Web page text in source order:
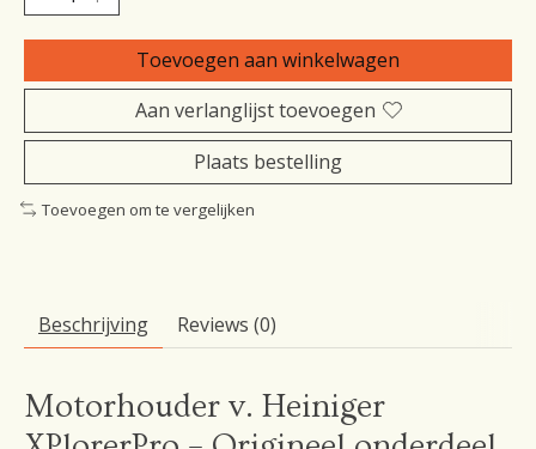
Toevoegen aan winkelwagen
Aan verlanglijst toevoegen
Plaats bestelling
Toevoegen om te vergelijken
Beschrijving Reviews (0)
Motorhouder v. Heiniger